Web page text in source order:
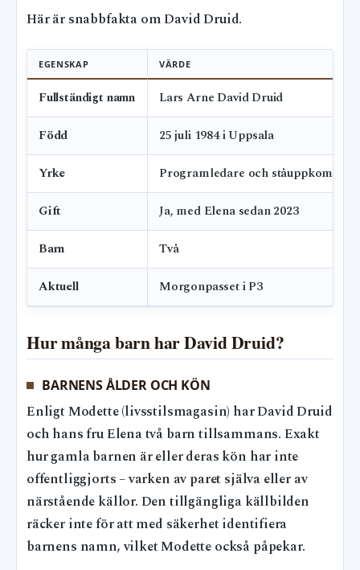
Här är snabbfakta om David Druid.
EGENSKAP VÄRDE
Fullständigt namn Lars Arne David Druid
Född 25 juli 1984 i Uppsala
Yrke Programledare och ståuppkomiker
Gift Ja, med Elena sedan 2023
Barn Två
Aktuell Morgonpasset i P3
Hur många barn har David Druid?
BARNENS ÅLDER OCH KÖN
Enligt Modette (livsstilsmagasin) har David Druid
och hans fru Elena två barn tillsammans. Exakt
hur gamla barnen är eller deras kön har inte
offentliggjorts – varken av paret själva eller av
närstående källor. Den tillgängliga källbilden
räcker inte för att med säkerhet identifiera
barnens namn, vilket Modette också påpekar.